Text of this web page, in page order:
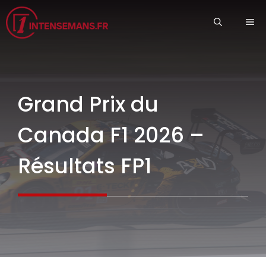
Aller
au
contenu
Grand Prix du
Canada F1 2026 –
Résultats FP1